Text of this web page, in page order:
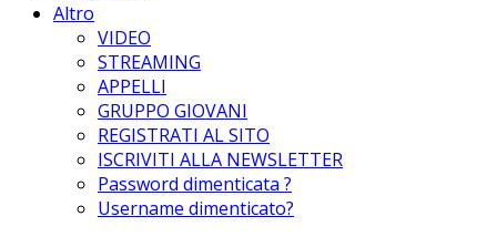
Altro
VIDEO
STREAMING
APPELLI
GRUPPO GIOVANI
REGISTRATI AL SITO
ISCRIVITI ALLA NEWSLETTER
Password dimenticata ?
Username dimenticato?